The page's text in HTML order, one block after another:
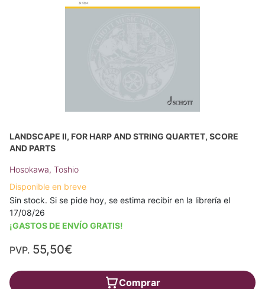
LANDSCAPE II, FOR HARP AND STRING QUARTET, SCORE
AND PARTS
Hosokawa, Toshio
Disponible en breve
Sin stock. Si se pide hoy, se estima recibir en la librería el
17/08/26
¡GASTOS DE ENVÍO GRATIS!
PVP. 55,50€
Comprar